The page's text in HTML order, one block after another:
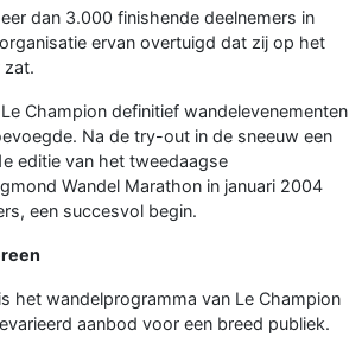
dan 3.000 finishende deelnemers in
ervan overtuigd dat zij op het
zat.
Champion definitief wandelevenementen
Na de try-out in de sneeuw een
editie van het tweedaagse
Wandel Marathon in januari 2004
een succesvol begin.
het wandelprogramma van Le Champion
aanbod voor een breed publiek.